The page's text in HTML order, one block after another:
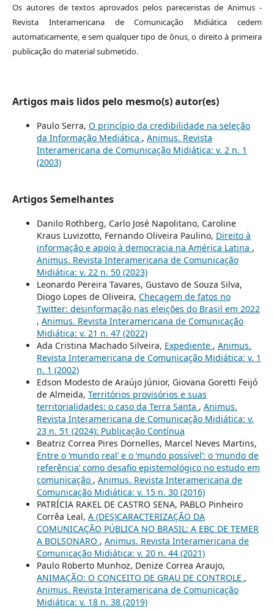
Os autores de textos aprovados pelos pareceristas de Animus -
Revista Interamericana de Comunicação Midiática cedem
automaticamente, e sem qualquer tipo de ônus, o direito à primeira
publicação do material submetido.
Artigos mais lidos pelo mesmo(s) autor(es)
Paulo Serra, O princípio da credibilidade na seleção
da Informação Mediática , Animus. Revista
Interamericana de Comunicação Midiática: v. 2 n. 1
(2003)
Artigos Semelhantes
Danilo Rothberg, Carlo José Napolitano, Caroline
Kraus Luvizotto, Fernando Oliveira Paulino, Direito à
informação e apoio à democracia na América Latina ,
Animus. Revista Interamericana de Comunicação
Midiática: v. 22 n. 50 (2023)
Leonardo Pereira Tavares, Gustavo de Souza Silva,
Diogo Lopes de Oliveira, Checagem de fatos no
Twitter: desinformação nas eleições do Brasil em 2022
, Animus. Revista Interamericana de Comunicação
Midiática: v. 21 n. 47 (2022)
Ada Cristina Machado Silveira, Expediente , Animus.
Revista Interamericana de Comunicação Midiática: v. 1
n. 1 (2002)
Edson Modesto de Araújo Júnior, Giovana Goretti Feijó
de Almeida, Territórios provisórios e suas
territorialidades: o caso da Terra Santa , Animus.
Revista Interamericana de Comunicação Midiática: v.
23 n. 51 (2024): Publicação Contínua
Beatriz Correa Pires Dornelles, Marcel Neves Martins,
Entre o ‘mundo real’ e o ‘mundo possível’: o ‘mundo de
referência’ como desafio epistemológico no estudo em
comunicação , Animus. Revista Interamericana de
Comunicação Midiática: v. 15 n. 30 (2016)
PATRÍCIA RAKEL DE CASTRO SENA, PABLO Pinheiro
Corrêa Leal, A (DES)CARACTERIZAÇÃO DA
COMUNICAÇÃO PÚBLICA NO BRASIL: A EBC DE TEMER
A BOLSONARO , Animus. Revista Interamericana de
Comunicação Midiática: v. 20 n. 44 (2021)
Paulo Roberto Munhoz, Denize Correa Araujo,
ANIMAÇÃO: O CONCEITO DE GRAU DE CONTROLE ,
Animus. Revista Interamericana de Comunicação
Midiática: v. 18 n. 38 (2019)